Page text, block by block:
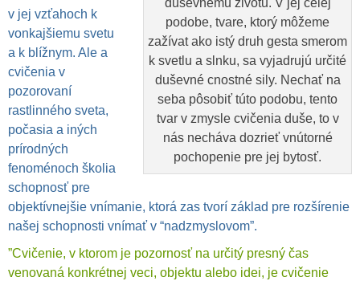
duševnému životu. V jej celej
podobe, tvare, ktorý môžeme
zažívat ako istý druh gesta smerom
k svetlu a slnku, sa vyjadrujú určité
duševné cnostné sily. Nechať na
seba pôsobiť túto podobu, tento
tvar v zmysle cvičenia duše, to v
nás necháva dozrieť vnútorné
pochopenie pre jej bytosť.
v jej vzťahoch k
vonkajšiemu svetu
a k blížnym. Ale a
cvičenia v
pozorovaní
rastlinného sveta,
počasia a iných
prírodných
fenoménoch školia
schopnosť pre
objektívnejšie vnímanie, ktorá zas tvorí základ pre rozšírenie
našej schopnosti vnímať v “nadzmyslovom”.
”Cvičenie, v ktorom je pozornosť na určitý presný čas
venovaná konkrétnej veci, objektu alebo idei, je cvičenie